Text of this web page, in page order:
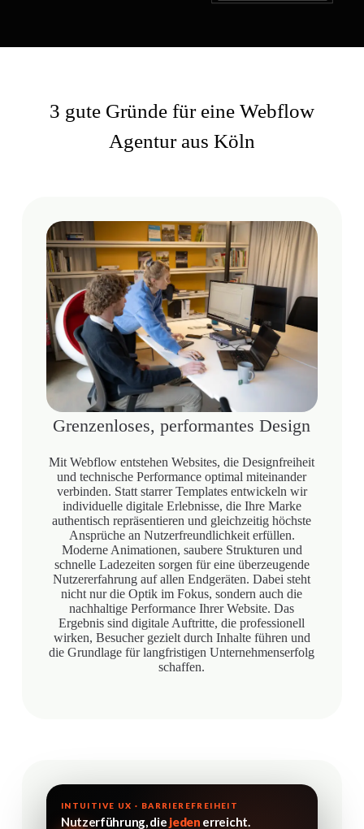
3 gute Gründe für eine Webflow
Agentur aus Köln
Grenzenloses, performantes Design
Mit Webflow entstehen Websites, die Designfreiheit
und technische Performance optimal miteinander
verbinden. Statt starrer Templates entwickeln wir
individuelle digitale Erlebnisse, die Ihre Marke
authentisch repräsentieren und gleichzeitig höchste
Ansprüche an Nutzerfreundlichkeit erfüllen.
Moderne Animationen, saubere Strukturen und
schnelle Ladezeiten sorgen für eine überzeugende
Nutzererfahrung auf allen Endgeräten. Dabei steht
nicht nur die Optik im Fokus, sondern auch die
nachhaltige Performance Ihrer Website. Das
Ergebnis sind digitale Auftritte, die professionell
wirken, Besucher gezielt durch Inhalte führen und
die Grundlage für langfristigen Unternehmenserfolg
schaffen.
INTUITIVE UX · BARRIEREFREIHEIT
Nutzerführung, die jeden erreicht.